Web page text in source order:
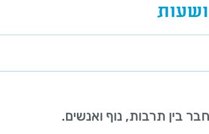
בין תרבות, נוף ואנשים.